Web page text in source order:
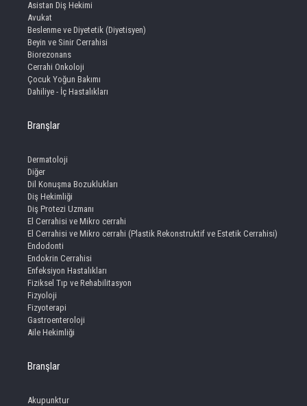
Asistan Diş Hekimi
Avukat
Beslenme ve Diyetetik (Diyetisyen)
Beyin ve Sinir Cerrahisi
Biorezonans
Cerrahi Onkoloji
Çocuk Yoğun Bakımı
Dahiliye - İç Hastalıkları
Branşlar
Dermatoloji
Diğer
Dil Konuşma Bozuklukları
Diş Hekimliği
Diş Protezi Uzmanı
El Cerrahisi ve Mikro cerrahi
El Cerrahisi ve Mikro cerrahi (Plastik Rekonstruktif ve Estetik Cerrahisi)
Endodonti
Endokrin Cerrahisi
Enfeksiyon Hastalıkları
Fiziksel Tıp ve Rehabilitasyon
Fizyoloji
Fizyoterapi
Gastroenteroloji
Aile Hekimliği
Branşlar
Akupunktur